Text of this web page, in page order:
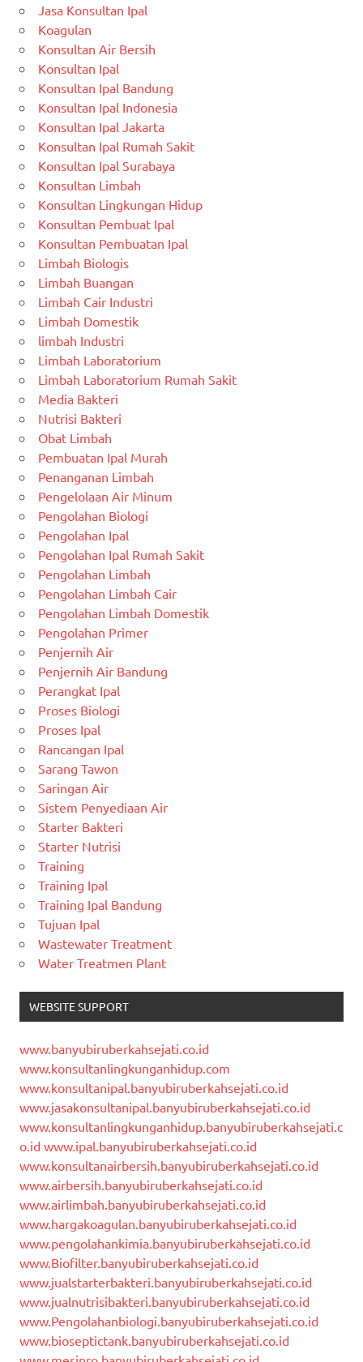
Jasa Konsultan Ipal
Koagulan
Konsultan Air Bersih
Konsultan Ipal
Konsultan Ipal Bandung
Konsultan Ipal Indonesia
Konsultan Ipal Jakarta
Konsultan Ipal Rumah Sakit
Konsultan Ipal Surabaya
Konsultan Limbah
Konsultan Lingkungan Hidup
Konsultan Pembuat Ipal
Konsultan Pembuatan Ipal
Limbah Biologis
Limbah Buangan
Limbah Cair Industri
Limbah Domestik
limbah Industri
Limbah Laboratorium
Limbah Laboratorium Rumah Sakit
Media Bakteri
Nutrisi Bakteri
Obat Limbah
Pembuatan Ipal Murah
Penanganan Limbah
Pengelolaan Air Minum
Pengolahan Biologi
Pengolahan Ipal
Pengolahan Ipal Rumah Sakit
Pengolahan Limbah
Pengolahan Limbah Cair
Pengolahan Limbah Domestik
Pengolahan Primer
Penjernih Air
Penjernih Air Bandung
Perangkat Ipal
Proses Biologi
Proses Ipal
Rancangan Ipal
Sarang Tawon
Saringan Air
Sistem Penyediaan Air
Starter Bakteri
Starter Nutrisi
Training
Training Ipal
Training Ipal Bandung
Tujuan Ipal
Wastewater Treatment
Water Treatmen Plant
WEBSITE SUPPORT
www.banyubiruberkahsejati.co.id
www.konsultanlingkunganhidup.com
www.konsultanipal.banyubiruberkahsejati.co.id
www.jasakonsultanipal.banyubiruberkahsejati.co.id
www.konsultanlingkunganhidup.banyubiruberkahsejati.c
o.id www.ipal.banyubiruberkahsejati.co.id
www.konsultanairbersih.banyubiruberkahsejati.co.id
www.airbersih.banyubiruberkahsejati.co.id
www.airlimbah.banyubiruberkahsejati.co.id
www.hargakoagulan.banyubiruberkahsejati.co.id
www.pengolahankimia.banyubiruberkahsejati.co.id
www.Biofilter.banyubiruberkahsejati.co.id
www.jualstarterbakteri.banyubiruberkahsejati.co.id
www.jualnutrisibakteri.banyubiruberkahsejati.co.id
www.Pengolahanbiologi.banyubiruberkahsejati.co.id
www.bioseptictank.banyubiruberkahsejati.co.id